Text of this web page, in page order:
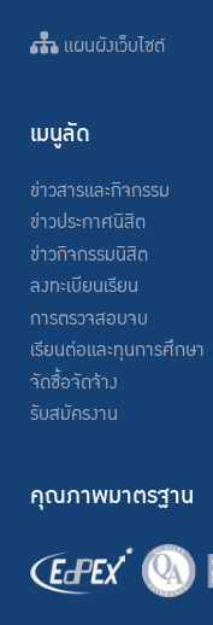
แผนผังเว็บไซต์
เมนูลัด
ข่าวสารและกิจกรรม
ข่าวประกาศนิสิต
ข่าวกิจกรรมนิสิต
ลงทะเบียนเรียน
การตรวจสอบจบ
เรียนต่อและทุนการศึกษา
จัดซื้อจัดจ้าง
รับสมัครงาน
คุณภาพมาตรฐาน